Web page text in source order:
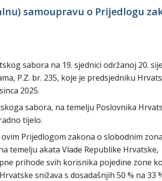
samoupravu o Prijedlogu
sabora na 19. sjednici održanoj 20.
P.Z. br. 235, koje je predsjedniku
2025.
sabora, na temelju Poslovnika
tijelo.
Prijedlogom zakona o slobodnim
temelju akata Vlade Republike Hrvatske,
prihode svih korisnika pojedine zone
snižava s dosadašnjih 50 % na 33